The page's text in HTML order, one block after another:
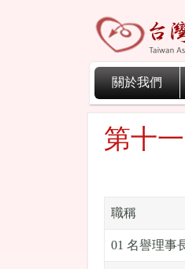
關於我們
第十
職稱
01 名譽理事